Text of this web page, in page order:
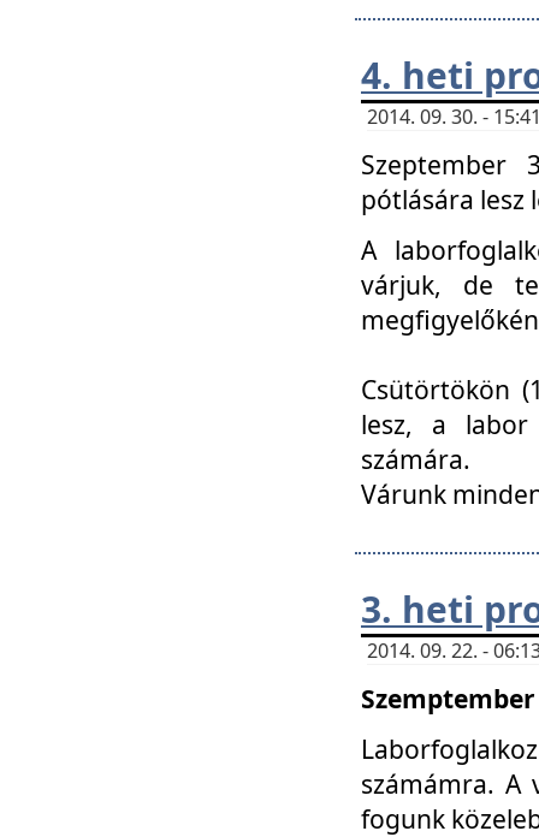
4. heti
2014. 09. 30. -
Szeptember
pótlására lesz
A
várjuk, de
Csütörtökön
lesz, a labor
számára.
Várunk
3. heti
2014. 09. 22. -
számámra. A
fogunk